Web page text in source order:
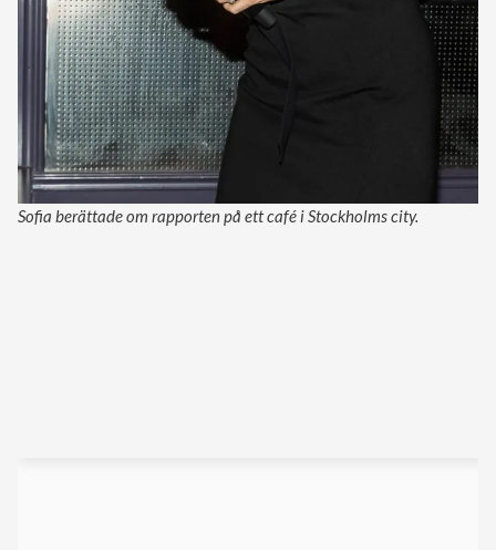
Sofia berättade om rapporten på ett café i Stockholms city.